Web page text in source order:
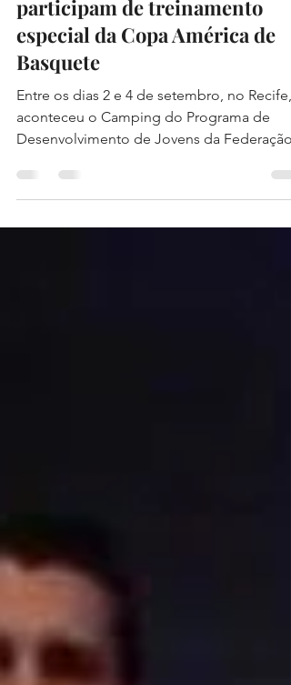
DAVI ALBUQUERQUE DE SOUZA
6 de set. de 2022
1 min de leitura
Alunos do Salesiano Recife
participam de treinamento
especial da Copa América de
Basquete
Entre os dias 2 e 4 de setembro, no Recife,
aconteceu o Camping do Programa de